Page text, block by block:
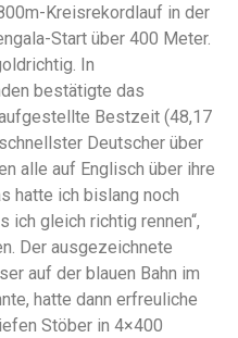
Kreisrekordlauf in der
Start über 400 Meter.
In
bestätigte das
Bestzeit (48,17
Deutscher über
alle auf Englisch über ihre
hatte ich bislang noch
ich gleich richtig rennen“,
Der ausgezeichnete
auf der blauen Bahn im
hatte dann erfreuliche
Stöber in 4×400